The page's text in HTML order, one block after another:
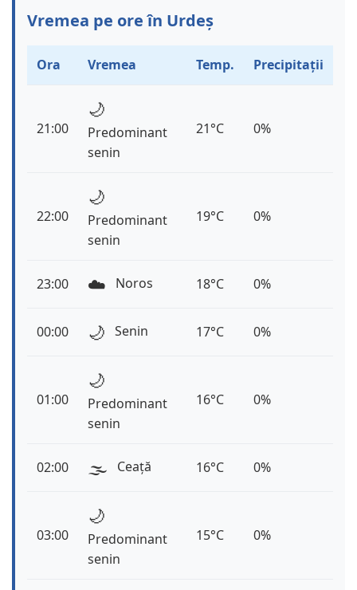
Vremea pe ore în Urdeș
Ora Vremea Temp. Precipitații
21:00
🌙
Predominant
senin
21°C 0%
22:00
🌙
Predominant
senin
19°C 0%
23:00 ☁️ Noros 18°C 0%
00:00 🌙 Senin 17°C 0%
01:00
🌙
Predominant
senin
16°C 0%
02:00 🌫️ Ceață 16°C 0%
03:00
🌙
Predominant
senin
15°C 0%